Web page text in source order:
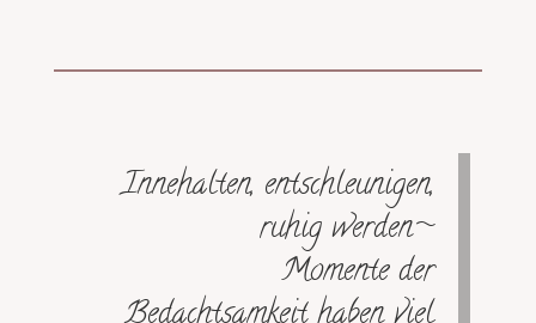
Innehalten, entschleunigen,
ruhig werden~
Momente der